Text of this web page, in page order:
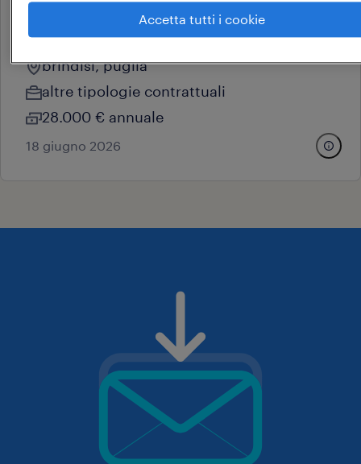
plurimandatario - settore
ricambi
brindisi, puglia
altre tipologie contrattuali
28.000 € annuale
18 giugno 2026
Accetta tutti i cookie